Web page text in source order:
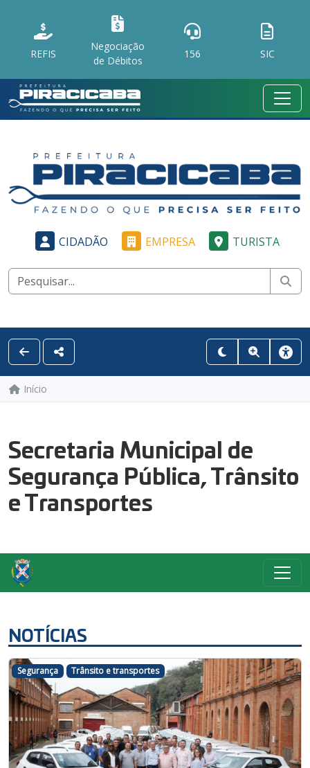
REFIS
Negociação
de Débitos
156 SIC
CIDADÃO EMPRESA TURISTA
Início
Secretaria Municipal de
Segurança Pública, Trânsito
e Transportes
NOTÍCIAS
Segurança Trânsito e transportes